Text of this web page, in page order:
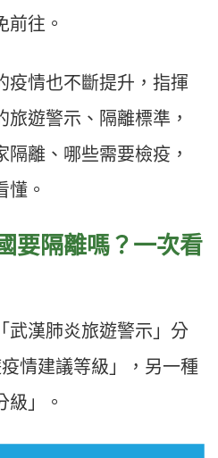
前往。
疫情也不斷提升，指揮
遊警示、隔離標準，
離、哪些需要檢疫，
懂。
要隔離嗎？一次看
武漢肺炎旅遊警示」分
情建議等級」，另一種
級」。